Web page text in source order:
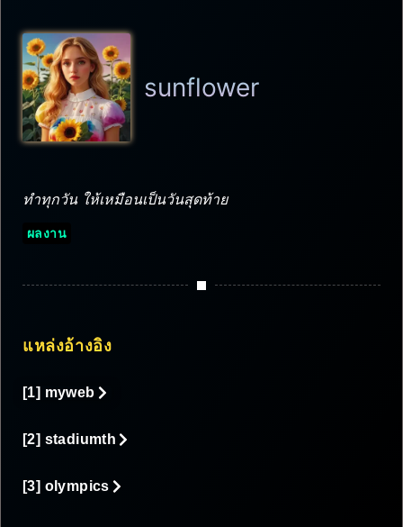
sunflower
ทำทุกวัน ให้เหมือนเป็นวันสุดท้าย
ผลงาน
แหล่งอ้างอิง
[1] myweb
[2] stadiumth
[3] olympics